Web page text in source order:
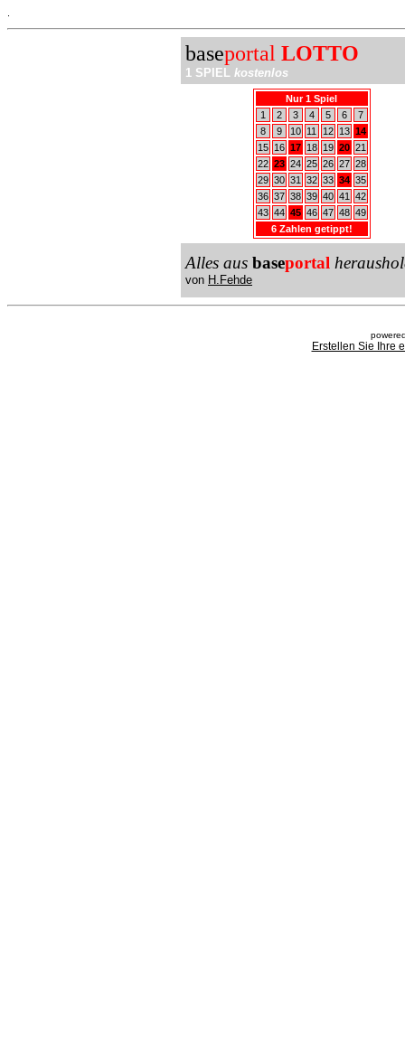
baseportal LOTTO
1 SPIEL kostenlos
Nur 1 Spiel
1
2 3 4 5 6
7
8
9 10 11 12 13 14
15
16 17 18 19 20 21
22 23 24 25 26 27 28
29 30 31 32 33 34 35
36 37 38 39 40 41
42
43 44 45 46 47 48 49
6 Zahlen getippt!
Alles aus baseportal
von H.Fehde
Erstellen Sie Ihre